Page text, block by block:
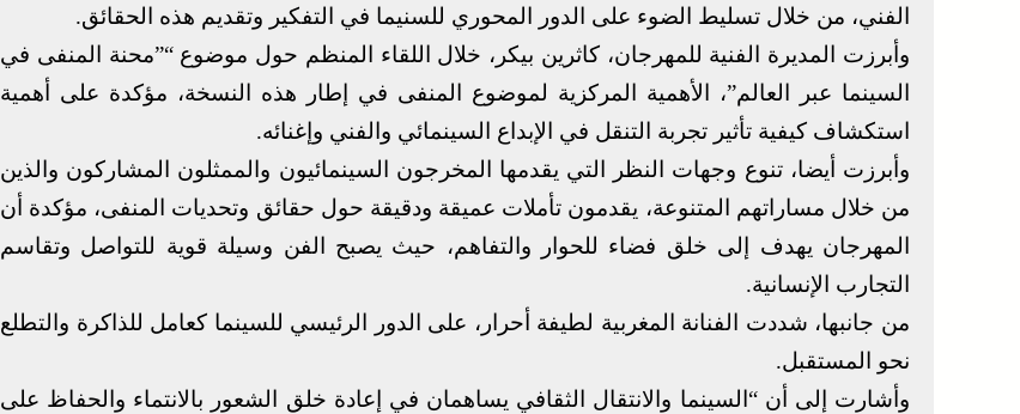
الفني، من خلال تسليط الضوء على الدور المحوري للسنيما في التفكير وتقديم هذه الحقائق.
وأبرزت المديرة الفنية للمهرجان، كاثرين بيكر، خلال اللقاء المنظم حول موضوع “”محنة المنفى في
السينما عبر العالم”، الأهمية المركزية لموضوع المنفى في إطار هذه النسخة، مؤكدة على أهمية
استكشاف كيفية تأثير تجربة التنقل في الإبداع السينمائي والفني وإغنائه.
وأبرزت أيضا، تنوع وجهات النظر التي يقدمها المخرجون السينمائيون والممثلون المشاركون والذين
من خلال مساراتهم المتنوعة، يقدمون تأملات عميقة ودقيقة حول حقائق وتحديات المنفى، مؤكدة أن
المهرجان يهدف إلى خلق فضاء للحوار والتفاهم، حيث يصبح الفن وسيلة قوية للتواصل وتقاسم
التجارب الإنسانية.
من جانبها، شددت الفنانة المغربية لطيفة أحرار، على الدور الرئيسي للسينما كعامل للذاكرة والتطلع
نحو المستقبل.
وأشارت إلى أن “السينما والانتقال الثقافي يساهمان في إعادة خلق الشعور بالانتماء والحفاظ على